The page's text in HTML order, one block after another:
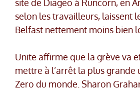
site de Diageo à Runcorn, en
selon les travailleurs, laissent
Belfast nettement moins bien
Unite affirme que la grève va
mettre à l’arrêt la plus grande
Zero du monde. Sharon